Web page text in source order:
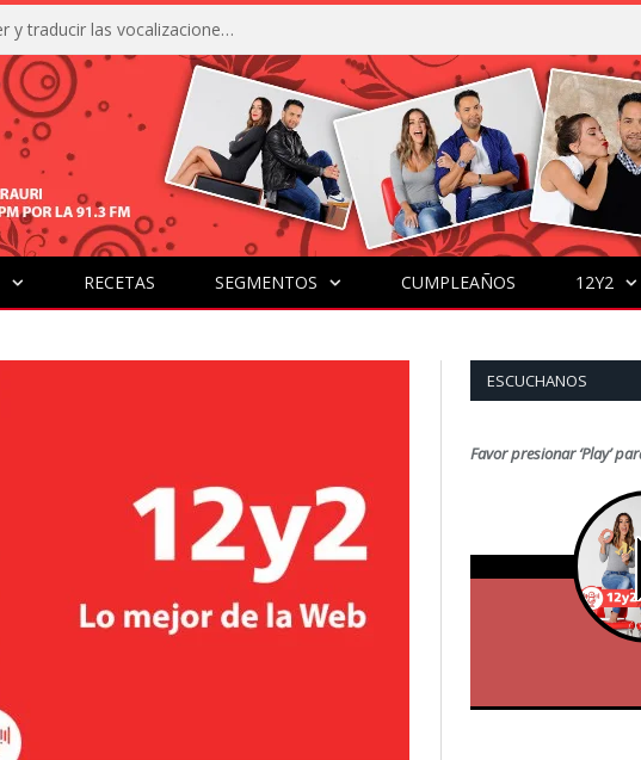
La IA está acercándonos a comprender y traducir las vocalizaciones y comportamientos de nuestras mascotas
RECETAS SEGMENTOS CUMPLEAÑOS 12Y2
ESCUCHANOS
Favor presionar ‘Play’